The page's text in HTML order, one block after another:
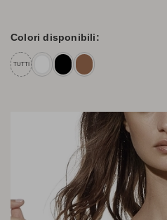
Colori disponibili:
TUTTI